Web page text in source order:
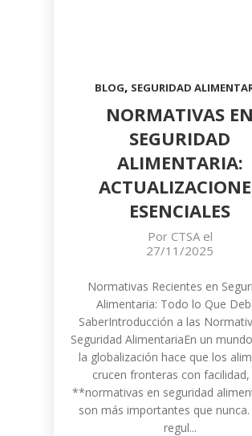
BLOG, SEGURIDAD
NORMATIVAS EN
SEGURIDAD
ALIMENTARIA:
ESENCIALES
Por CTSAel
27/11/2025
Normativas Recientes en
Alimentaria: Todo lo Que
SaberIntroducción a las
Seguridad AlimentariaEn un
la globalización hace que los
crucen fronteras con facilidad,
**normativas en seguridad
son más importantes que nunca.
regul...